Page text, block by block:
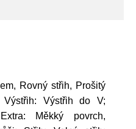
Rovný střih, Prošitý
Výstřih: Výstřih do V;
Měkký povrch,